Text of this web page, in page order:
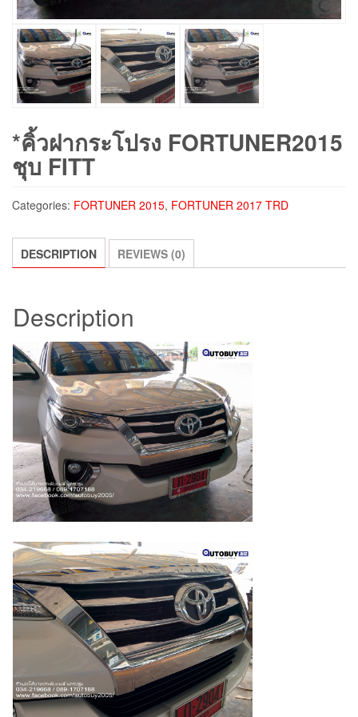
*คิ้วฝากระโปรง FORTUNER2015
ชุบ FITT
Categories: FORTUNER 2015, FORTUNER 2017 TRD
DESCRIPTION REVIEWS (0)
Description